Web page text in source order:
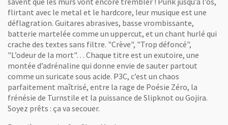
flirtant avec le metal et le hardcore, leur musique est une
déflagration. Guitares abrasives, basse vrombissante,
batterie martelée comme un uppercut, et un chant hurlé qui
crache des textes sans filtre. "Crève", "Trop défoncé",
"L’odeur de la mort"… Chaque titre est un exutoire, une
montée d’adrénaline qui donne envie de sauter partout
comme un suricate sous acide. P3C, c’est un chaos
parfaitement maîtrisé, entre la rage de Poésie Zéro, la
frénésie de Turnstile et la puissance de Slipknot ou Gojira.
Soyez prêts : ça va secouer.